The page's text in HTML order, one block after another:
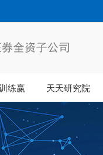
练赢 天天研究院